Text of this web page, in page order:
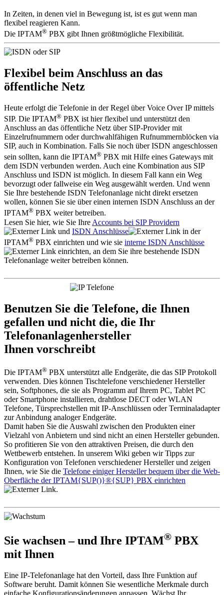
In Zeiten, in denen viel in Bewegung ist, ist es gut wenn man
flexibel reagieren Kann.
Die IPTAM® PBX gibt Ihnen größtmögliche Flexibilität.
Flexibel beim Anschluss an das
öffentliche Netz
Heute erfolgt die Telefonie in der Regel über Voice Over IP mittels
SIP. Die IPTAM® PBX ist hier flexibel und unterstützt den
Anschluss an das öffentliche Netz über SIP-Provider mit
Einzelrufnummern oder durchwahlfähigen Rufnummernblöcken via
SIP, auch in Kombination. Falls Sie noch über ISDN angeschlossen
sein sollten, kann die IPTAM® PBX mit Hilfe eines Gateways mit
dem ISDN verbunden werden. Auch eine Kombination aus SIP
Anschluss und ISDN ist möglich. In diesem Fall kann ein Weg
bevorzugt oder fallweise ein Weg ausgewählt werden. Und wenn
Sie Ihre bestehende ISDN Telefonanlage nicht direkt ersetzen
wollen, können Sie sie über einen internen ISDN Anschluss an der
IPTAM® PBX weiter betreiben.
Lesen Sie hier, wie Sie Ihre Accounts bei SIP Providern
und ISDN Anschlüsse
in der
IPTAM® PBX einrichten und wie sie interne ISDN Anschlüsse
einrichten, an dem Sie ihre bestehende ISDN
Telefonanlage weiter betreiben können.
Benutzen Sie die Telefone, die Ihnen
gefallen und nicht die, die Ihr
Telefonanlagenhersteller
Ihnen vorschreibt
Die IPTAM® PBX unterstützt alle Endgeräte, die das SIP Protokoll
verwenden. Dies können Tischtelefone verschiedener Hersteller
sein, Softphones, die sie als Programm auf Ihrem PC, Tablet PC
oder Smartphone installieren, drahtlose DECT oder WLAN
Telefone, Türsprechstellen mit IP-Anschlüssen oder Terminaladapter
zur Anbindung analoger Endgeräte.
Damit haben Sie die Auswahl zwischen den Produkten einer
Vielzahl von Anbietern und sind nicht an einen Hersteller gebunden.
So profitieren Sie von den attraktiven Preisen, die durch den
Wettbewerb entstehen. In unserem Wiki geben wir Tipps zur
Konfiguration von Telefonen verschiedener Hersteller und zeigen
Ihnen, wie Sie die Telefone einiger Hersteller bequem über die Web-
Oberfläche der IPTAM{SUP()}®{SUP} PBX einrichten
.
Sie wachsen – und Ihre IPTAM® PBX
mit Ihnen
Eine IP-Telefonanlage hat den Vorteil, dass Ihre Funktion auf
Software beruht. Damit können Sie wesentliche Merkmale durch
einfache Konfigurationsänderungen anpassen. Wächst Ihr